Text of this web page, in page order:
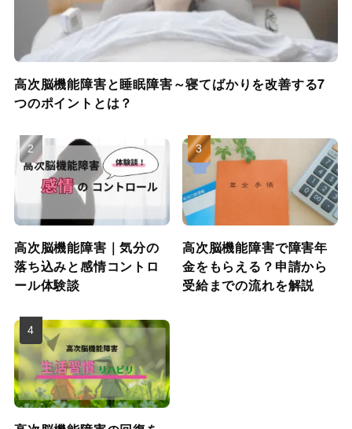
高次脳機能障害と睡眠障害～寝てばかりを改善する7
つのポイントとは？
高次脳機能障害｜気分の
落ち込みと感情コントロ
ール体験談
高次脳機能障害で障害年
金をもらえる？申請から
受給までの流れを解説